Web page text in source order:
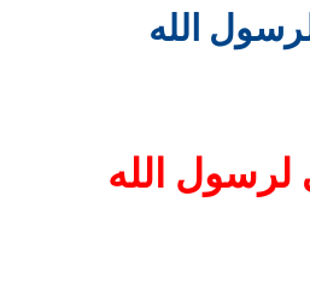
الله
لرسول الله